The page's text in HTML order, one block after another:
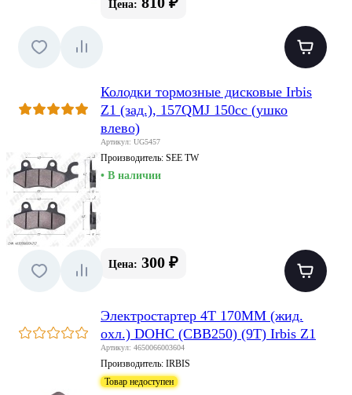
Цена:
Колодки тормозные дисковые Irbis
Z1 (зад.), 157QMJ 150cc (ушко
влево)
Артикул: UG5457
Производитель: SEE TW
• В наличии
Цена: 300 ₽
Электростартер 4Т 170MM (жид.
охл.) DOHC (CBB250) (9T) Irbis Z1
Артикул: 4650066003604
Производитель: IRBIS
Товар недоступен